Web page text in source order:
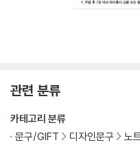
관련 분류
카테고리 분류
문구/GIFT
디자인문구 노